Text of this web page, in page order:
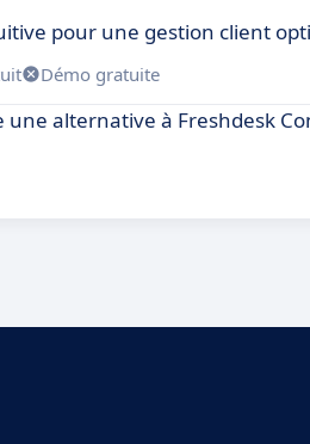
pour une gestion client
Démo gratuite
alternative à Freshdesk